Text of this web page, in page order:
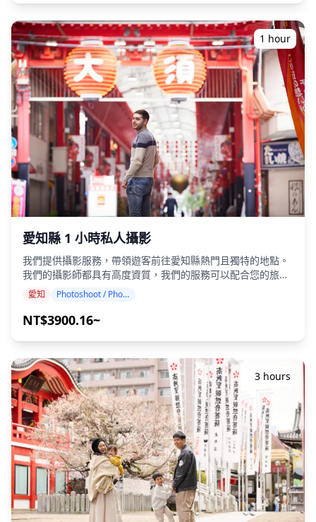
的10張照片進行重新交付。我們會進行修正以營造特定氛圍，
如果需要，還可以調整情緒和顏色。 讓我們通過我們的攝影服
務捕捉您在名古屋的特別時刻！ ◆ 重要信息： ・如果您遲到
預定的會面時間，拍攝時間和交付的照片數量可能會減少。 ・
如果在預定日期前3天預報拍攝地點有雨，或者在拍攝當天意
外下雨，有三種選擇：(1)重新安排日期和時間，(2)更改地點，
或(3)取消拍攝。 ![](https://assets.hldycdn.com/b7f7613d-
3bc2-41e2-a3aa-2d0ba456afcd.png) ![]
(https://assets.hldycdn.com/006e5f1d-951e-4dd1-a041-
aeef795cbed7.png) ![]
(https://assets.hldycdn.com/cf3fd222-a9f9-4240-a57a-
71b792da1534.png) ![]
(https://assets.hldycdn.com/af9cc6af-f4c9-4c7d-9d8e-
d6ff9962576b.png) ![]
(https://assets.hldycdn.com/fc7948b4-fd24-4ecc-861e-
ea4e11acc7c9.png) ![]
(https://assets.hldycdn.com/45f44671-0fdf-4981-bb07-
9c7668f1b4e9.jpg) **包含項目** ・1小時拍攝服務 ・照片
資料（100張以上原始檔案） ・依需求對最多10張照片進行色
彩校正 請注意：編輯不包含修圖或更改體型、臉部特徵、背景
或移除物體。 **不包含項目** ・收費設施的入場費或門票預
拍攝地點的交通費 ・如果客戶希望在多個地點拍攝，在預約時
將提前通知您。） ・其他個人費用 **預約前/後重要注意事項
** ・預約確認後，您將被邀請加入與指定攝影師的LINE群組
聊天，以確保拍攝期間的順暢溝通。 請確保提前安裝LINE應
用程式。（如果您在使用LINE時遇到任何問題，請告知我
們。） ・如果您希望在度假村、餐廳、飯店或其他需要事先許
可的設施拍照，請務必自行提前取得必要的拍攝許可。
1 hour
愛知縣 1 小時私人攝影
我們提供攝影服務，帶領遊客前往愛知縣熱門且獨特的地點。
我們的攝影師都具有高度資質，我們的服務可以配合您的旅行
行程，捕捉自然的構圖並找到理想的攝影地點。（請與我們分
享您喜歡的拍攝地點！） 攝影服務可在愛知縣的任何地方進
行，最多可提前 3 天預訂。我們將安排一位會說英語/日語的
選擇您最喜歡的 10 張照片進行重新交付。我們會進行調整以
喚起特定的氛圍，如果需要，可以調整情緒和顏色。 讓我們透
過我們的攝影服務捕捉您在愛知縣的特別時刻！ ◆ 重要資
訊： ・如果您在預定的會面時間遲到，拍攝時間和交付的照片
數量可能會減少。 ・如果在預定日期前 3 天預測拍攝地點會下
雨，或者在拍攝當天意外下雨，則有三個選項可供選擇：
（1）重新安排日期和時間，（2）更改地點，或（3）取消拍
攝。 ![](https://assets.hldycdn.com/06112ac8-6644-41b4-
9ac2-16d597f5dda4.jpg) ![]
(https://assets.hldycdn.com/6ebcd9b3-be3e-49dd-a8f0-
0460148918d0.jpg) ![]
(https://assets.hldycdn.com/2e7952df-c903-41bb-8e33-
c24e0d12cd01.png)
愛知 Photoshoot / Photo tour
NT$3900.16~
3 hours